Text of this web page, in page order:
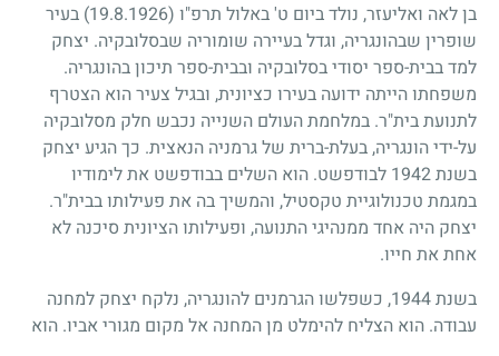
בן לאה ואליעזר, נולד ביום ט' באלול תרפ"ו (19.8.1926)
בעיר
שופרין שבהונגריה, וגדל בעיירה שומוריה שבסלובקיה. יצחק
למד בבית-ספר יסודי בסלובקיה ובבית-ספר תיכון בהונגריה.
משפחתו הייתה ידועה בעירו כציונית, ובגיל צעיר הוא הצטרף
לתנועת בית"ר. במלחמת העולם השנייה נכבש חלק מסלובקיה
על-ידי הונגריה, בעלת-ברית של גרמניה הנאצית. כך הגיע יצחק
בשנת1942 לבודפשט. הוא השלים בבודפשט את לימודיו
במגמת טכנולוגיית טקסטיל, והמשיך בה את פעילותו בבית"ר.
יצחק היה אחד ממנהיגי התנועה, ופעילותו הציונית סיכנה לא
אחת את חייו.
בשנת1944, כשפלשו הגרמנים להונגריה, נלקח יצחק למחנה
עבודה. הוא הצליח להימלט מן המחנה אל מקום מגורי אביו. הוא